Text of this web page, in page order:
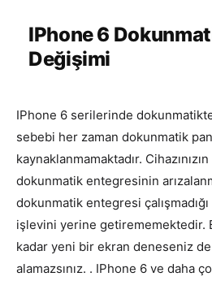
IPhone 6
Değişimi
IPhone 6 serilerinde
sebebi her zaman dokunmatik
kaynaklanmamaktadır.
dokunmatik entegresinin
dokunmatik entegresi
işlevini yerine getirememektedir.
kadar yeni bir ekran deneseniz
alamazsınız. . IPhone 6 ve daha